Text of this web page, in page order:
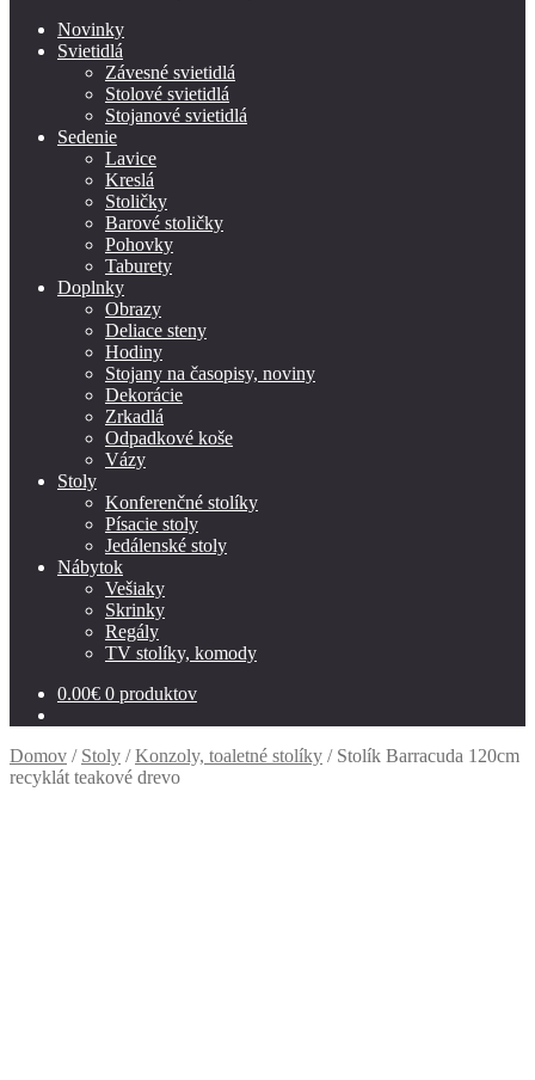
Novinky
Svietidlá
Závesné svietidlá
Stolové svietidlá
Stojanové svietidlá
Sedenie
Lavice
Kreslá
Stoličky
Barové stoličky
Pohovky
Taburety
Doplnky
Obrazy
Deliace steny
Hodiny
Stojany na časopisy, noviny
Dekorácie
Zrkadlá
Odpadkové koše
Vázy
Stoly
Konferenčné stolíky
Písacie stoly
Jedálenské stoly
Nábytok
Vešiaky
Skrinky
Regály
TV stolíky, komody
0.00€ 0 produktov
Domov / Stoly /Konzoly, toaletné stolíky / Stolík Barracuda 120cm
recyklát teakové drevo